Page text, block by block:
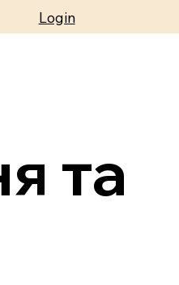
Login
та